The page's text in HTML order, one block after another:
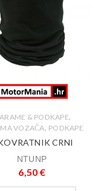
& PODKAPE,
VOZAČA, PODKAPE
CRNI
NTUNP
6,50 €